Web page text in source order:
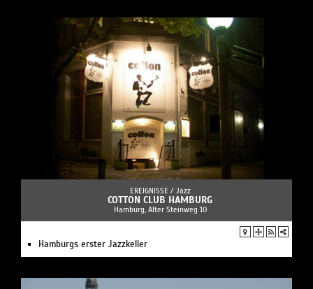
EREIGNISSE / Jazz
COTTON CLUB HAMBURG
Hamburg, Alter Steinweg 10
Hamburgs erster Jazzkeller